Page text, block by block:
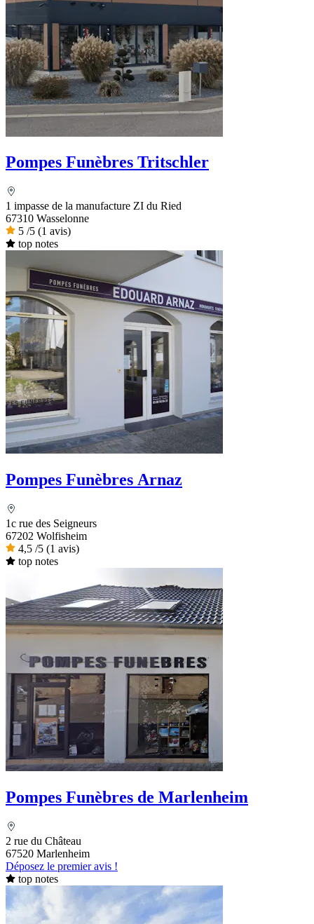
Pompes Funèbres Tritschler
1 impasse de la manufacture ZI du Ried
67310 Wasselonne
5 /5 (1 avis)
top notes
Pompes Funèbres Arnaz
1c rue des Seigneurs
67202 Wolfisheim
4,5 /5 (1 avis)
top notes
Pompes Funèbres de Marlenheim
2 rue du Château
67520 Marlenheim
Déposez le premier avis !
top notes